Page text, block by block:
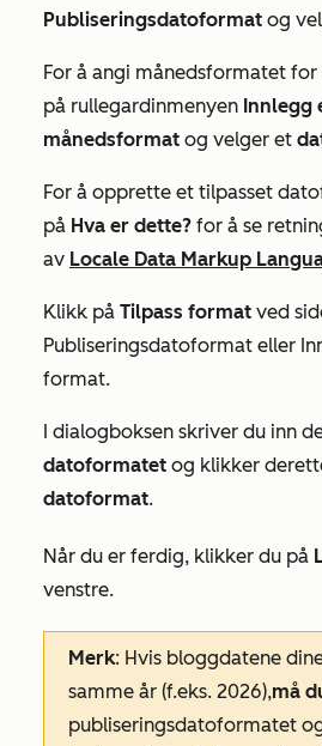
Publiseringsdatoformat og
For å angi månedsformatet
på rullegardinmenyen Innlegg
månedsformat og velger et
For å opprette et tilpasset
på Hva er dette? for å se
av Locale Data Markup
Klikk på Tilpass format ved
Publiseringsdatoformat eller
format.
I dialogboksen skriver du inn
datoformatet og klikker
datoformat.
Når du er ferdig, klikker du på
venstre.
Merk: Hvis bloggdatene
samme år (f.eks. 2026),må
publiseringsdatoformatet